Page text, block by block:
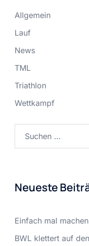
Allgemein
Lauf
News
TML
Triathlon
Wettkampf
Neueste
Einfach mal
BWL klettert auf